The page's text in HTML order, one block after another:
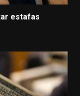
estafas